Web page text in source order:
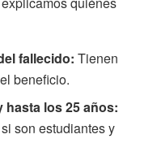
fallecido: Tienen
beneficio.
hasta los 25 años:
son estudiantes y